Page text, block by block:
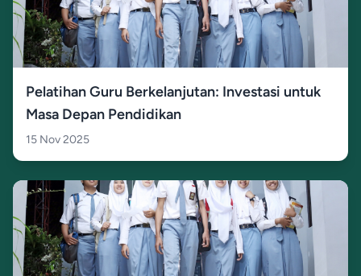
Pelatihan Guru Berkelanjutan: Investasi untuk
Masa Depan Pendidikan
15 Nov 2025